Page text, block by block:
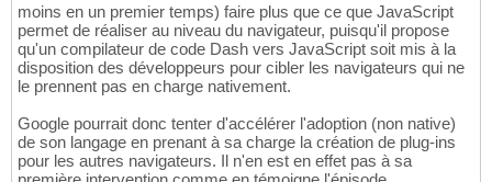
moins en un premier temps) faire plus que ce que JavaScript
permet de réaliser au niveau du navigateur, puisqu'il propose
qu'un compilateur de code Dash vers JavaScript soit mis à la
disposition des développeurs pour cibler les navigateurs qui ne
le prennent pas en charge nativement.
Google pourrait donc tenter d'accélérer l'adoption (non native)
de son langage en prenant à sa charge la création de plug-ins
pour les autres navigateurs. Il n'en est en effet pas à sa